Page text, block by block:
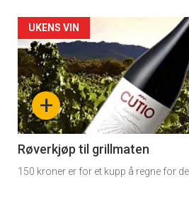
Forsiden
akkurat
nå
-
4
+
UKENS VIN
Røverkjøp til grillmaten
150 kroner er for et kupp å regne for